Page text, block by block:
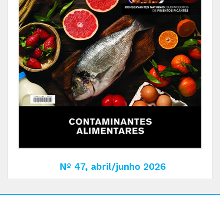
Nº 47, abril/junho 2026